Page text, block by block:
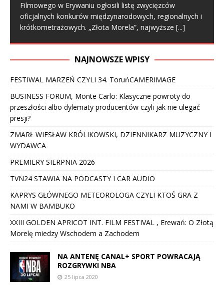
Filmowego w Erywaniu ogłosili listę zwycięzców
oficjalnych konkurów międzynarodowych, regionalnych i
krótkometrażowych. „Złota Morela”, najwyższe [...]
NAJNOWSZE WPISY
FESTIWAL MARZEŃ CZYLI 34. ToruńCAMERIMAGE
BUSINESS FORUM, Monte Carlo: Klasyczne powroty do
przeszłości albo dylematy producentów czyli jak nie ulegać
presji?
ZMARŁ WIESŁAW KRÓLIKOWSKI, DZIENNIKARZ MUZYCZNY I
WYDAWCA
PREMIERY SIERPNIA 2026
TVN24 STAWIA NA PODCASTY I CAR AUDIO
KAPRYS GŁÓWNEGO METEOROLOGA CZYLI KTOŚ GRA Z
NAMI W BAMBUKO
XXIII GOLDEN APRICOT INT. FILM FESTIVAL , Erewań: O Złotą
Morelę miedzy Wschodem a Zachodem
NA ANTENĘ CANAL+ SPORT POWRACAJĄ
ROZGRYWKI NBA
25 lipca 2020